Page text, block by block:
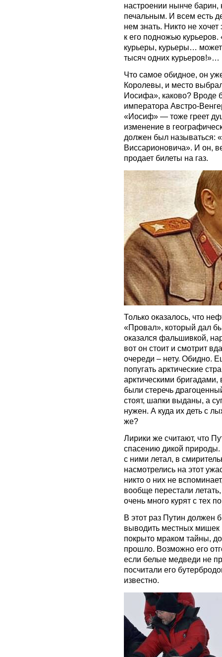
настроении нынче барин,
печальным. И всем есть
нем знать. Никто не
к его подножью
курьеры, курьеры…
тысяч одних курьеров!»…
Что самое обидное, он
Королевы, и место
Иосифа», каково? Вроде
императора Австро-
«Иосиф» — тоже греет
изменение в
должен был называться:
Виссарионовича». И он,
продает билеты на газ.
Только оказалось, что
«Провал», который дал
оказался фальшивкой,
вот он стоит и смотрит
очереди – нету. Обидно.
попугать арктические
арктическими
были стеречь
стоят, шапки выданы, а
нужен. А куда их деть с
же?
Лирики же считают, что
спасению дикой природы.
с ними летал, в
насмотрелись на этот
никто о них не
вообще перестали
очень много курят с тех
В этот раз Путин должен
выводить местных мишек
покрыто мраком тайны,
прошло. Возможно его
если белые медведи не
посчитали его
известно.